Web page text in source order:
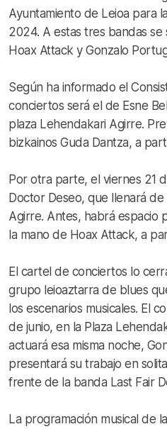
Ayuntamiento de Leioa para
2024. A estas tres bandas se
Hoax Attack y Gonzalo
Según ha informado el
conciertos será el de Esne
plaza Lehendakari Agirre.
bizkainos Guda Dantza, a
Por otra parte, el viernes 21
Doctor Deseo, que llenará
Agirre. Antes, habrá espacio
la mano de Hoax Attack, a
El cartel de conciertos lo
grupo leioaztarra de blues
los escenarios musicales. El
de junio, en la Plaza
actuará esa misma noche,
presentará su trabajo en
frente de la banda Last Fair
La programación musical de